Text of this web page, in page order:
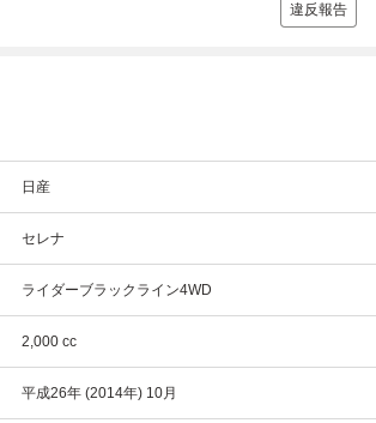
違反報告
日産
セレナ
ライダーブラックライン4WD
2,000 cc
平成26年 (2014年) 10月